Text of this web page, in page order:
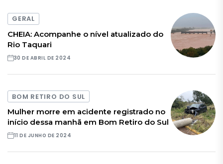
GERAL
CHEIA: Acompanhe o nível atualizado do
Rio Taquari
30 DE ABRIL DE 2024
BOM RETIRO DO SUL
Mulher morre em acidente registrado no
início dessa manhã em Bom Retiro do Sul
11 DE JUNHO DE 2024